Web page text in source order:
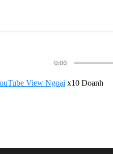
View Ngoại x10 Doanh